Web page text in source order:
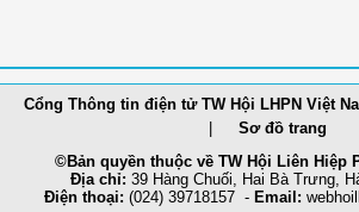
Cổng Thông tin điện tử TW Hội LHPN Việt
Sơ đồ trang
©Bản quyền thuộc về TW Hội Liên Hiệp
Địa chỉ: 39 Hàng Chuối, Hai Bà Trưng,
Điện thoại: (024) 39718157 - Email: